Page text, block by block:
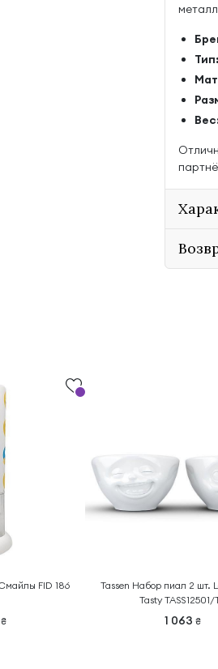
Тип:
FID 186
₴
Tassen Набор пиал 2 шт.
Tasty TASS12501/
1 063 ₴